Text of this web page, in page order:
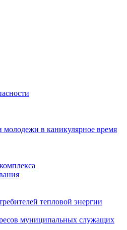
молодежи в каникулярное время
тепловой энергии
муниципальных служащих